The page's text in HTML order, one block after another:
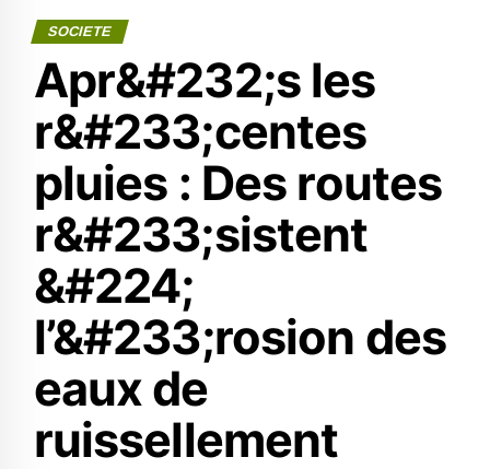
SOCIETE
Apr&#232;s les
r&#233;centes
pluies : Des routes
r&#233;sistent
&#224;
l’&#233;rosion des
eaux de
ruissellement